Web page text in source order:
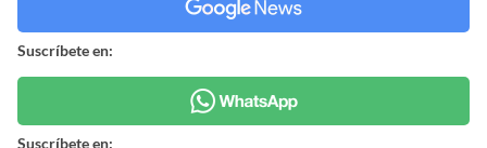
Suscríbete en:
Suscríbete en: